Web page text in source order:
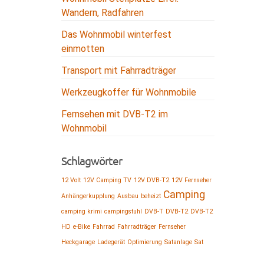
Wandern, Radfahren
Das Wohnmobil winterfest
einmotten
Transport mit Fahrradträger
Werkzeugkoffer für Wohnmobile
Fernsehen mit DVB-T2 im
Wohnmobil
Schlagwörter
12 Volt 12V Camping TV 12V DVB-T2 12V Fernseher
Anhängerkupplung Ausbau beheizt Camping
camping krimi campingstuhl DVB-T DVB-T2 DVB-T2
HD e-Bike Fahrrad Fahrradträger Fernseher
Heckgarage Ladegerät Optimierung Satanlage Sat